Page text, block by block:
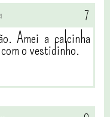
Amei a calcinha
o vestidinho.